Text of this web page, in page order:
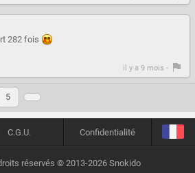
282 fois
il y a 9 mois -
5
C.G.U. Confidentialité
réservés © 2013-2026 Snokido